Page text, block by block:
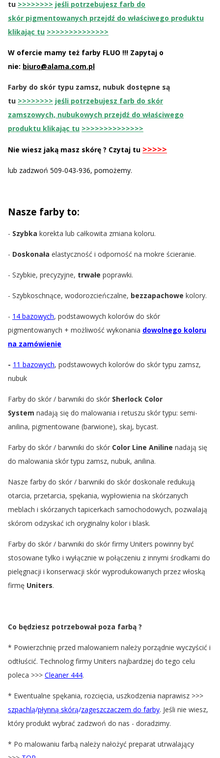
tu >>>>>>>> jeśli potrzebujesz farb do
skór pigmentowanych przejdź do właściwego produktu
klikając tu >>>>>>>>>>>>>>
W ofercie mamy też farby FLUO !!! Zapytaj o
nie: biuro@alama.com.pl
Farby do skór typu zamsz, nubuk dostępne są
tu >>>>>>>> jeśli potrzebujesz farb do skór
zamszowych, nubukowych przejdź do właściwego
produktu klikając tu >>>>>>>>>>>>>>
Nie wiesz jaką masz skórę ? Czytaj tu >>>>>
lub zadzwoń 509-043-936, pomożemy.
Nasze farby to:
- Szybka korekta lub całkowita zmiana koloru.
- Doskonała elastyczność i odporność na mokre ścieranie.
- Szybkie, precyzyjne, trwałe poprawki.
- Szybkoschnące, wodorozcieńczalne, bezzapachowe kolory.
- 14 bazowych, podstawowych kolorów do skór
pigmentowanych + możliwość wykonania dowolnego koloru
na zamówienie
- 11 bazowych, podstawowych kolorów do skór typu zamsz,
nubuk
Farby do skór / barwniki do skór Sherlock Color
System nadają się do malowania i retuszu skór typu: semi-
anilina, pigmentowane (barwione), skaj, bycast.
Farby do skór / barwniki do skór Color Line Aniline nadają się
do malowania skór typu zamsz, nubuk, anilina.
Nasze farby do skór / barwniki do skór doskonale redukują
otarcia, przetarcia, spękania, wypłowienia na skórzanych
meblach i skórzanych tapicerkach samochodowych, pozwalają
skórom odzyskać ich oryginalny kolor i blask.
Farby do skór / barwniki do skór firmy Uniters powinny być
stosowane tylko i wyłącznie w połączeniu z innymi środkami do
pielęgnacji i konserwacji skór wyprodukowanych przez włoską
firmę Uniters.
Co będziesz potrzebował poza farbą ?
* Powierzchnię przed malowaniem należy porządnie wyczyścić i
odtłuścić. Technolog firmy Uniters najbardziej do tego celu
poleca >>> Cleaner 444.
* Ewentualne spękania, rozcięcia, uszkodzenia naprawisz >>>
szpachlą/płynną skórą/zagęszczaczem do farby. Jeśli nie wiesz,
który produkt wybrać zadzwoń do nas - doradzimy.
* Po malowaniu farbą należy nałożyć preparat utrwalający